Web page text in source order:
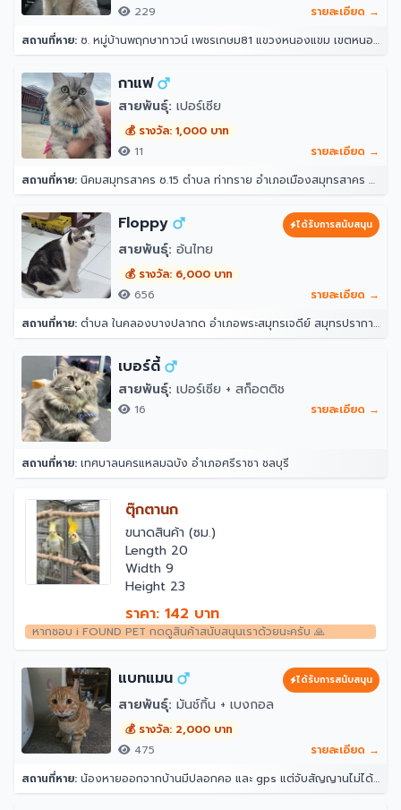
229
รายละเอียด →
สถานที่หาย: ซ. หมู่บ้านพฤกษาทาวน์ เพชรเกษม81 แขวงหนองแขม เขตหนองแขม กรุงเทพมหานคร 10160
กาแฟ
สายพันธุ์: เปอร์เซีย
💰 รางวัล: 1,000 บาท
11
รายละเอียด →
สถานที่หาย: นิคมสมุทรสาคร ซ.15 ตำบล ท่าทราย อำเภอเมืองสมุทรสาคร สมุทรสาคร 74000
Floppy ได้รับการสนับสนุน
สายพันธุ์: อ้นไทย
💰 รางวัล: 6,000 บาท
656
รายละเอียด →
สถานที่หาย: ตำบล ในคลองบางปลากด อำเภอพระสมุทรเจดีย์ สมุทรปราการ 10290
เบอร์ดี้
สายพันธุ์: เปอร์เซีย + สก็อตติช
16 รายละเอียด →
สถานที่หาย: เทศบาลนครแหลมฉบัง อำเภอศรีราชา ชลบุรี
ตุ๊กตานก
ขนาดสินค้า (ซม.)
Length 20
Width 9
Height 23
ราคา: 142 บาท
หากชอบ i FOUND PET กดดูสินค้าสนับสนุนเราด้วยนะครับ 🙏
แบทแมน ได้รับการสนับสนุน
สายพันธุ์: มันช์กิ้น + เบงกอล
💰 รางวัล: 2,000 บาท
475
รายละเอียด →
สถานที่หาย: น้องหายออกจากบ้านมีปลอกคอ และ gps แต่จับสัญญานไม่ได้ จุดที่น้องหายล่าสุดคือ หลังบ้าน204 ราณี 7 แขวงคันนายาว เขตคันนายาว กรุงเทพมหานคร 10230